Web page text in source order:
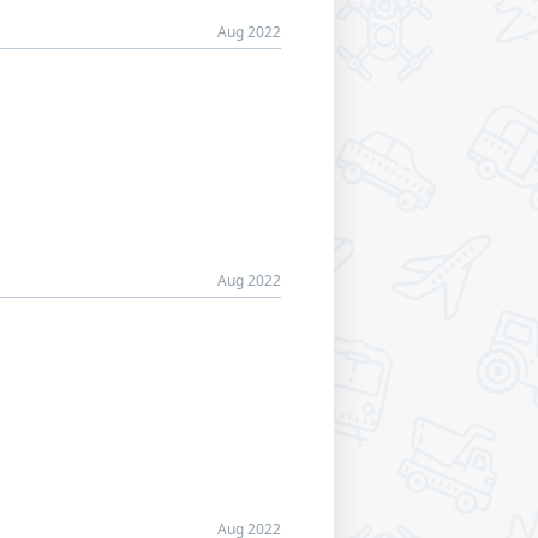
Aug 2022
Aug 2022
Aug 2022